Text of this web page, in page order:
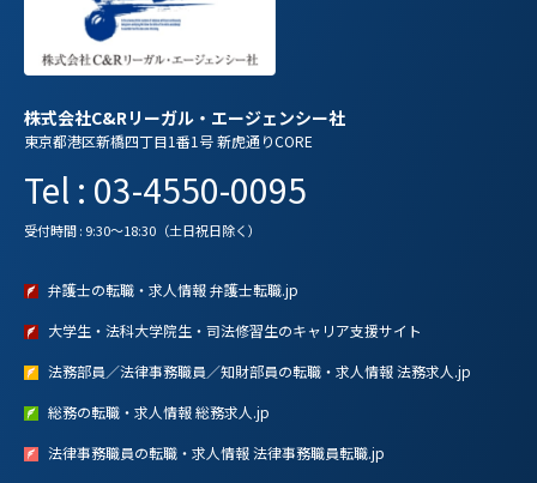
株式会社C&Rリーガル・エージェンシー社
東京都港区新橋四丁目1番1号 新虎通りCORE
Tel : 03-4550-0095
受付時間 : 9:30～18:30（土日祝日除く）
弁護士の転職・求人情報 弁護士転職.jp
大学生・法科大学院生・司法修習生のキャリア支援サイト
法務部員／法律事務職員／知財部員の転職・求人情報 法務求人.jp
総務の転職・求人情報 総務求人.jp
法律事務職員の転職・求人情報 法律事務職員転職.jp